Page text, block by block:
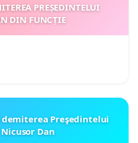
PREȘEDINTELUI
DIN FUNCȚIE
Preşedintelui
Dan